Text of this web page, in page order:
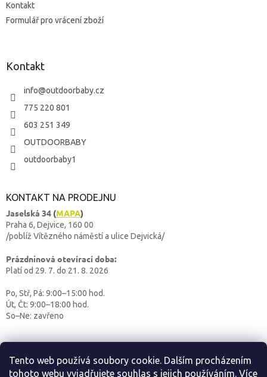
Tento web používá soubory cookie. Dalším procházením
tohoto webu vyjadřujete souhlas s jejich používáním. Více
Kontakt
Formulář pro vrácení zboží
Kontakt
info@outdoorbaby.cz
775 220 801
603 251 349
OUTDOORBABY
outdoorbaby1
KONTAKT NA PRODEJNU
Jaselská 34 (MAPA)
Praha 6, Dejvice, 160 00
/poblíž Vítězného náměstí a ulice Dejvická/
Prázdninová otevírací doba:
Platí od 29. 7. do 21. 8. 2026
Po, Stř, Pá: 9:00–15:00 hod.
Út, Čt: 9:00–18:00 hod.
So–Ne: zavřeno